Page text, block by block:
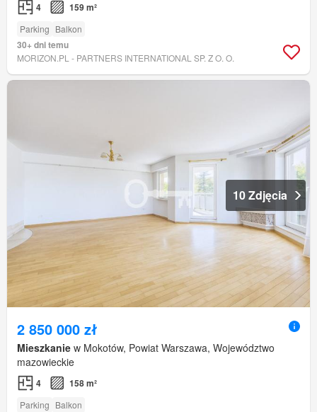
4 159 m²
Parking Balkon
30+ dni temu
MORIZON.PL - PARTNERS INTERNATIONAL SP. Z O. O.
10 Zdjęcia
2 850 000 zł
Mieszkanie w Mokotów, Powiat Warszawa, Województwo
mazowieckie
4 158 m²
Parking Balkon